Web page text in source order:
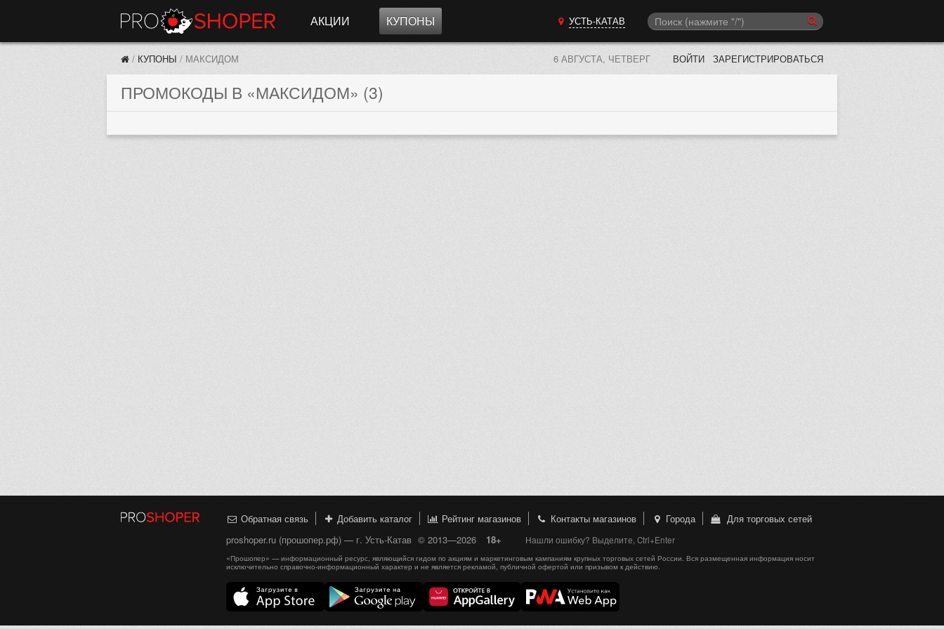
АКЦИИ КУПОНЫ УСТЬ-КАТАВ
/ КУПОНЫ / МАКСИДОМ 6 АВГУСТА, ЧЕТВЕРГ ВОЙТИ ЗАРЕГИСТРИРОВАТЬСЯ
ПРОМОКОДЫ В «МАКСИДОМ» (3)
Обратная связь Добавить каталог Рейтинг магазинов Контакты магазинов Города
Для торговых сетей
proshoper.ru (прошопер.рф) — г. Усть-Катав © 2013—2026 18+ Нашли ошибку? Выделите, Ctrl+Enter
«Прошопер» — информационный ресурс, являющийся гидом по акциям и маркетинговым кампаниям крупных торговых сетей России. Вся размещенная информация носит
исключительно справочно-информационный характер и не является рекламой, публичной офертой или призывом к действию.